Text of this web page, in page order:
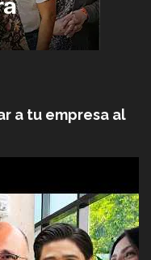
a tu empresa al